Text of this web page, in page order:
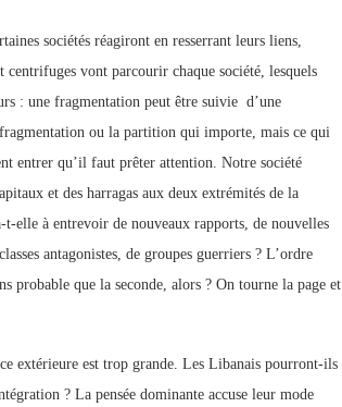
sociétés réagiront en resserrant leurs liens,
centrifuges vont parcourir chaque société, lesquels
: une fragmentation peut être suivie d’une
ou la partition qui importe, mais ce qui
entrer qu’il faut prêter attention. Notre société
et des harragas aux deux extrémités de la
t-elle à entrevoir de nouveaux rapports, de nouvelles
antagonistes, de groupes guerriers ? L’ordre
probable que la seconde, alors ? On tourne la page et
extérieure est trop grande. Les Libanais pourront-ils
? La pensée dominante accuse leur mode